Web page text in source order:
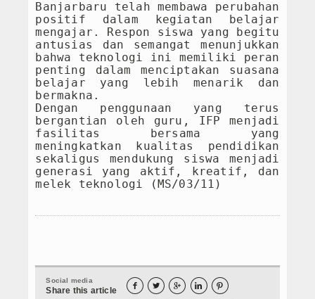
Banjarbaru telah membawa perubahan
positif dalam kegiatan belajar
mengajar. Respon siswa yang begitu
antusias dan semangat menunjukkan
bahwa teknologi ini memiliki peran
penting dalam menciptakan suasana
belajar yang lebih menarik dan
bermakna.
Dengan penggunaan yang terus
bergantian oleh guru, IFP menjadi
fasilitas bersama yang
meningkatkan kualitas pendidikan
sekaligus mendukung siswa menjadi
generasi yang aktif, kreatif, dan
melek teknologi (MS/03/11)
Social media
Share this article     